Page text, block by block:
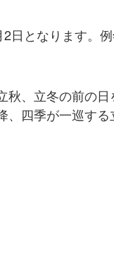
となります。例
、立冬の前の
四季が一巡す